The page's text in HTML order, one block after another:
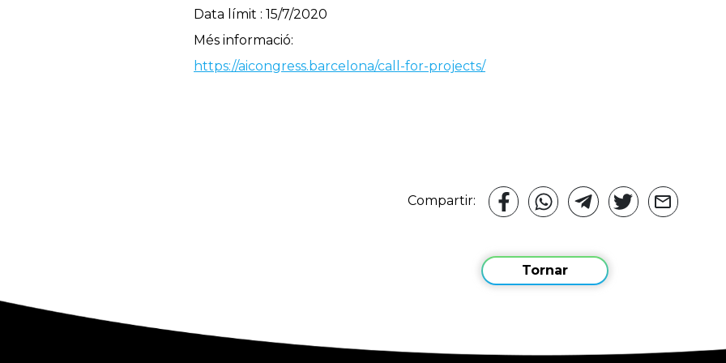
Data límit : 15/7/2020
Més informació:
https://aicongress.barcelona/call-for-projects/
Compartir:
Tornar